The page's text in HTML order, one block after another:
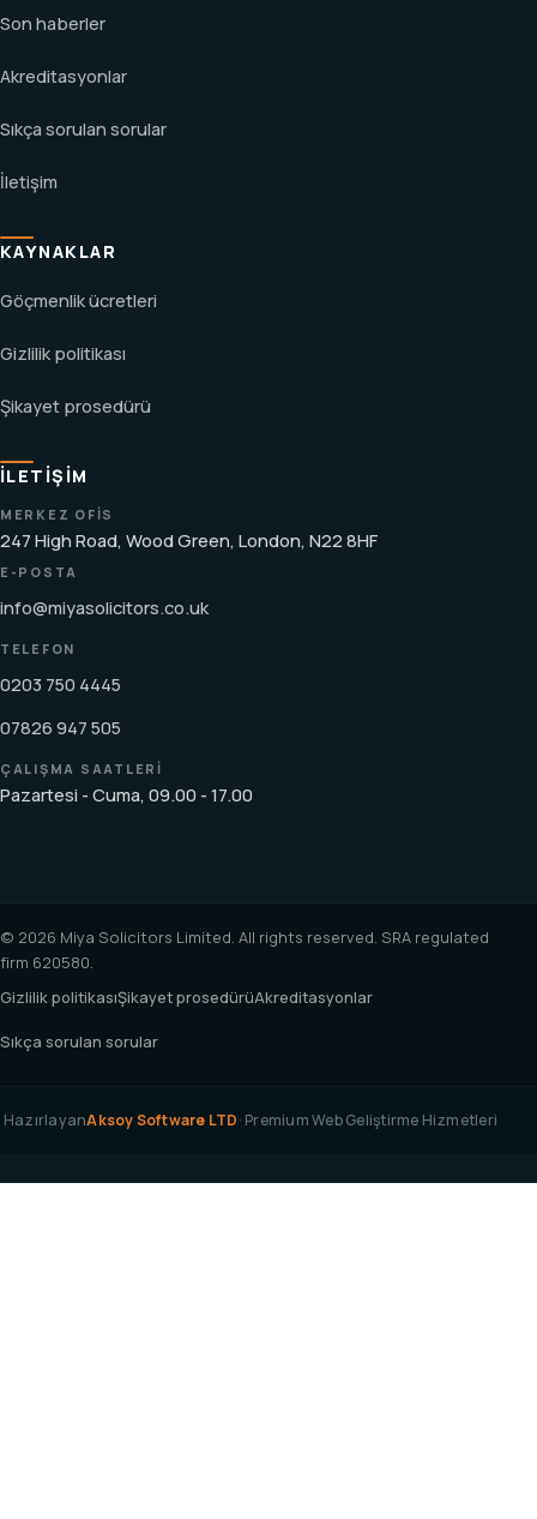
Son haberler
Akreditasyonlar
Sıkça sorulan sorular
İletişim
KAYNAKLAR
Göçmenlik ücretleri
Gizlilik politikası
Şikayet prosedürü
İLETIŞIM
MERKEZ OFIS
247 High Road, Wood Green, London, N22 8HF
E-POSTA
info@miyasolicitors.co.uk
TELEFON
0203 750 4445
07826 947 505
ÇALIŞMA SAATLERI
Pazartesi - Cuma, 09.00 - 17.00
© 2026 Miya Solicitors Limited. All rights reserved. SRA regulated
firm 620580.
Gizlilik politikasıŞikayet prosedürüAkreditasyonlar
Sıkça sorulan sorular
HazırlayanAksoy Software LTD· Premium Web Geliştirme Hizmetleri